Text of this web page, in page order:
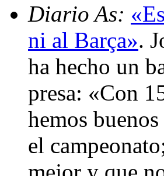
Diario As:
ni al Barça».
ha hecho un
presa: «Con
hemos
el